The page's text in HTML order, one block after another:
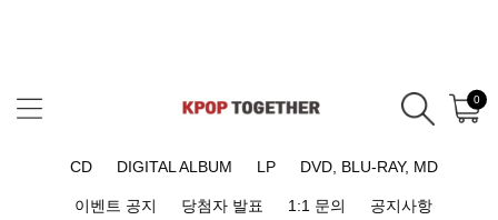
0
CD DIGITAL ALBUM LP DVD, BLU-RAY, MD
이벤트 공지 당첨자 발표 1:1 문의 공지사항